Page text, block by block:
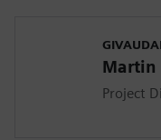
Martin
Project